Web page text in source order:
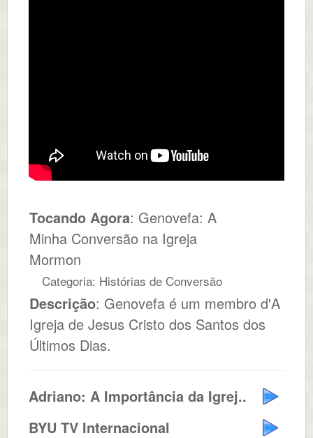
Tocando Agora: Genovefa: A
Minha Conversão na Igreja
Mormon
Categoria: Histórias de Conversão
Descrição: Genovefa é um membro d'A
Igreja de Jesus Cristo dos Santos dos
Últimos Dias.
Adriano: A Importância da Igrej...
BYU TV Internacional